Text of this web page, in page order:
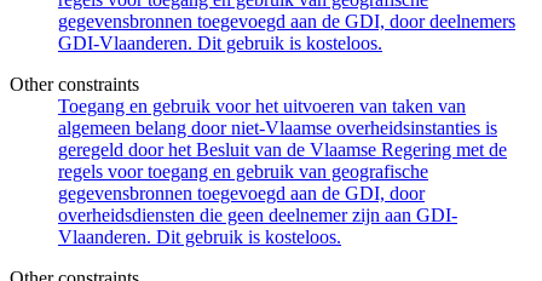
gegevensbronnen toegevoegd aan de GDI, door deelnemers
GDI-Vlaanderen. Dit gebruik is kosteloos.
Other constraints
Toegang en gebruik voor het uitvoeren van taken van
algemeen belang door niet-Vlaamse overheidsinstanties is
geregeld door het Besluit van de Vlaamse Regering met de
regels voor toegang en gebruik van geografische
gegevensbronnen toegevoegd aan de GDI, door
overheidsdiensten die geen deelnemer zijn aan GDI-
Vlaanderen. Dit gebruik is kosteloos.